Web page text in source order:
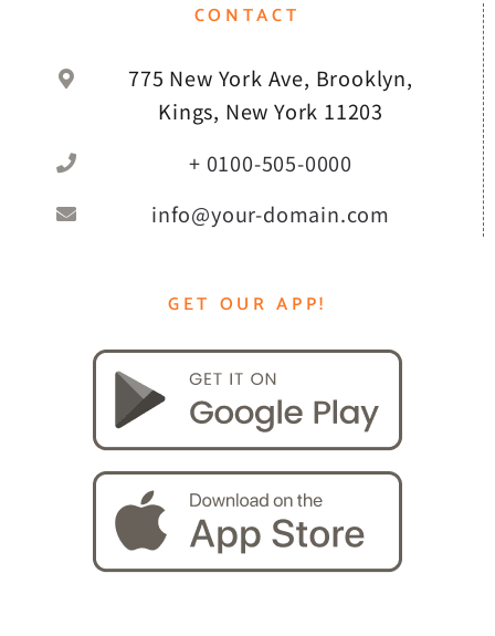
CONTACT
775 New York Ave, Brooklyn,
Kings, New York 11203
+ 0100-505-0000
info@your-domain.com
GET OUR APP!